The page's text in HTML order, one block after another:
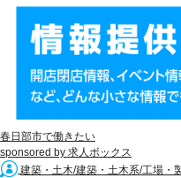
春日部市で働きたい
sponsored by 求人ボックス
建築・土木/建築・土木系/工場・